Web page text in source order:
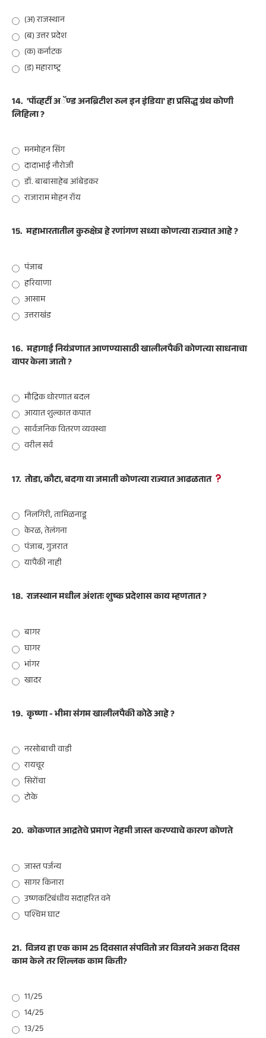
(अ) राजस्थान
(ब) उत्तर प्रदेश
(क) कर्नाटक
(ड) महाराष्ट्र
14. 'पॉव्हर्टी अॅण्ड अनब्रिटीश रुल इन इंडिया' हा प्रसिद्ध ग्रंथ कोणी
लिहिला ?
मनमोहन सिंग
दादाभाई नौरोजी
डॉ. बाबासाहेब आंबेडकर
राजाराम मोहन रॉय
15. महाभारतातील कुरुक्षेत्र हे रणांगण सध्या कोणत्या राज्यात आहे ?
पंजाब
हरियाणा
आसाम
उत्तराखंड
16. महागाई नियंत्रणात आणण्यासाठी खालीलपैकी कोणत्या साधनाचा
वापर केला जातो ?
मौद्रिक धोरणात बदल
आयात शुल्कात कपात
सार्वजनिक वितरण व्यवस्था
वरील सर्व
17. तोडा, कौटा, बदगा या जमाती कोणत्या राज्यात आढळतात
निलगिरी, तामिळनाडू
केरळ, तेलंगना
पंजाब, गुजरात
यापैकी नाही
18. राजस्थान मधील अंशतः शुष्क प्रदेशास काय म्हणतात ?
बागर
घागर
भांगर
खादर
19. कृष्णा - भीमा संगम खालीलपैकी कोठे आहे ?
नरसोबाची वाडी
रायचूर
सिरोंचा
टोके
20. कोकणात आद्रतेचे प्रमाण नेहमी जास्त करण्याचे कारण कोणते
जास्त पर्जन्य
सागर किनारा
उष्णकटिबंधीय सदाहरित वने
पश्चिम घाट
21. विजय हा एक काम 25 दिवसात संपवितो जर विजयने अकरा दिवस
काम केले तर शिल्लक काम किती?
11/25
14/25
13/25